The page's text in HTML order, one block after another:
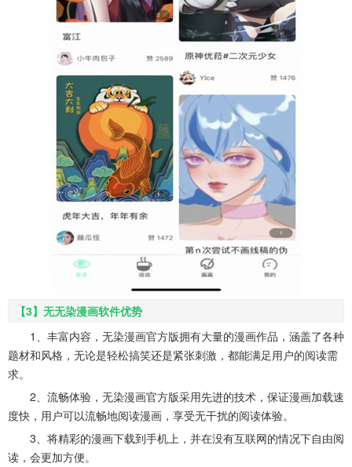
【3】无无染漫画软件优势
1、丰富内容，无染漫画官方版拥有大量的漫画作品，涵盖了各种
题材和风格，无论是轻松搞笑还是紧张刺激，都能满足用户的阅读需
求。
2、流畅体验，无染漫画官方版采用先进的技术，保证漫画加载速
度快，用户可以流畅地阅读漫画，享受无干扰的阅读体验。
3、将精彩的漫画下载到手机上，并在没有互联网的情况下自由阅
读，会更加方便。